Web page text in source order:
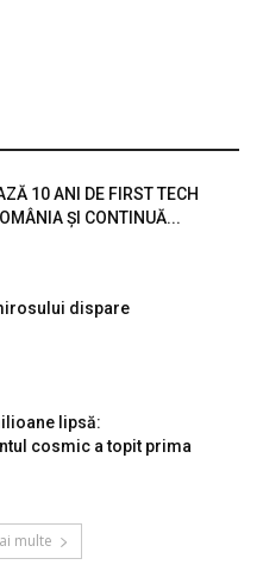
10 ANI DE FIRST TECH
ȘI CONTINUĂ...
dispare
lipsă:
cosmic a topit prima
multe